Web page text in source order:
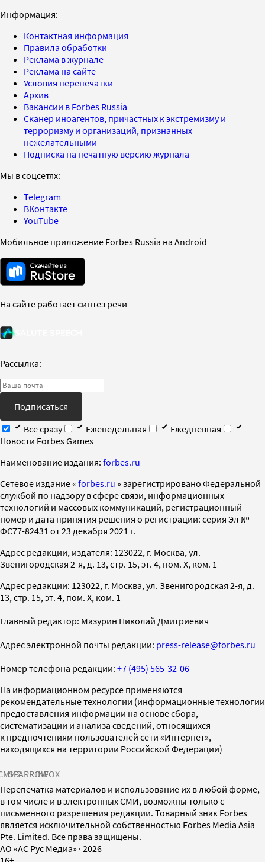
Информация:
Контактная информация
Правила обработки
Реклама в журнале
Реклама на сайте
Условия перепечатки
Архив
Вакансии в Forbes Russia
Сканер иноагентов, причастных к экстремизму и
терроризму и организаций, признанных
нежелательными
Подписка на печатную версию журнала
Мы в соцсетях:
Telegram
ВКонтакте
YouTube
Мобильное приложение Forbes Russia на Android
На сайте работает синтез речи
Рассылка:
Подписаться
Все сразу
Еженедельная
Ежедневная
Новости Forbes Games
Наименование издания: forbes.ru
Cетевое издание « forbes.ru » зарегистрировано Федеральной
службой по надзору в сфере связи, информационных
технологий и массовых коммуникаций, регистрационный
номер и дата принятия решения о регистрации: серия Эл №
ФС77-82431 от 23 декабря 2021 г.
Адрес редакции, издателя: 123022, г. Москва, ул.
Звенигородская 2-я, д. 13, стр. 15, эт. 4, пом. X, ком. 1
Адрес редакции: 123022, г. Москва, ул. Звенигородская 2-я, д.
13, стр. 15, эт. 4, пом. X, ком. 1
Главный редактор: Мазурин Николай Дмитриевич
Адрес электронной почты редакции: press-release@forbes.ru
Номер телефона редакции: +7 (495) 565-32-06
На информационном ресурсе применяются
рекомендательные технологии (информационные технологии
предоставления информации на основе сбора,
систематизации и анализа сведений, относящихся
к предпочтениям пользователей сети «Интернет»,
находящихся на территории Российской Федерации)
SPARROWINFOX
Перепечатка материалов и использование их в любой форме,
в том числе и в электронных СМИ, возможны только с
письменного разрешения редакции. Товарный знак Forbes
является исключительной собственностью Forbes Media Asia
Pte. Limited. Все права защищены.
AO «АС Рус Медиа» · 2026